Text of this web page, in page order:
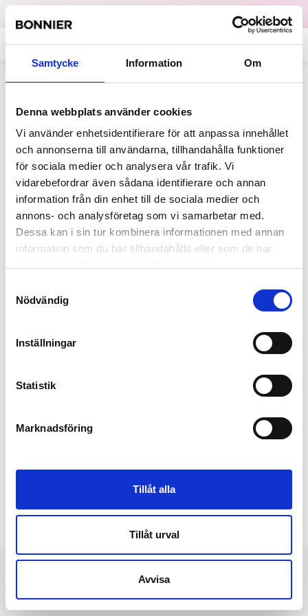
Samtycke Information Om
Denna webbplats använder cookies
Vi använder enhetsidentifierare för att anpassa innehållet
och annonserna till användarna, tillhandahålla funktioner
för sociala medier och analysera vår trafik. Vi
vidarebefordrar även sådana identifierare och annan
information från din enhet till de sociala medier och
annons- och analysföretag som vi samarbetar med.
Dessa kan i sin tur kombinera informationen med annan
information som du har tillhandahållit eller som de har
Nödvändig
Inställningar
Statistik
Marknadsföring
Tillåt alla
Tillåt urval
Avvisa
Dataskydd
Allt på sajten som innehåller
"Diamant Salihu"
2024-11-22
Stolta, glada och
överraskade – här är årets
alla Stora Journalistpriset-
vinnare.
november och hela Mediesverige var